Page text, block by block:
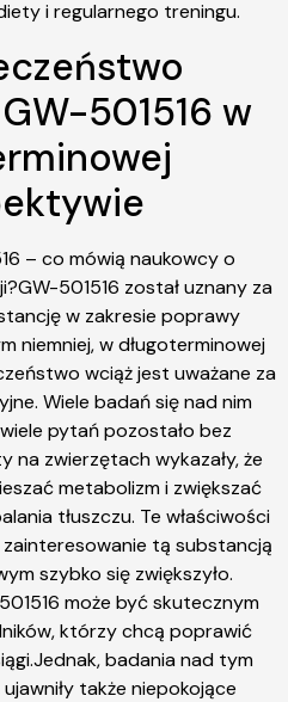
i regularnego treningu.
501516 w
– co mówią naukowcy o
501516 został uznany za
w zakresie poprawy
niemniej, w długoterminowej
wciąż jest uważane za
Wiele badań się nad nim
pytań pozostało bez
na zwierzętach wykazały, że
metabolizm i zwiększać
tłuszczu. Te właściwości
tą substancją
szybko się zwiększyło.
może być skutecznym
którzy chcą poprawić
badania nad tym
także niepokojące